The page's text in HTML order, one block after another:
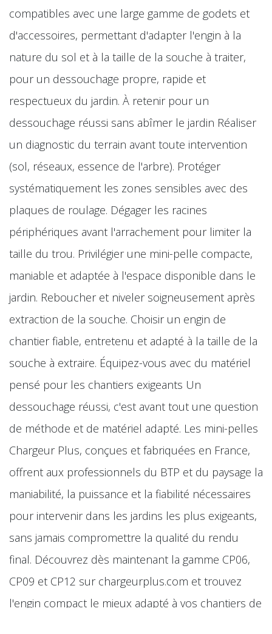
compatibles avec une large gamme de godets et
d'accessoires, permettant d'adapter l'engin à la
nature du sol et à la taille de la souche à traiter,
pour un dessouchage propre, rapide et
respectueux du jardin. À retenir pour un
dessouchage réussi sans abîmer le jardin Réaliser
un diagnostic du terrain avant toute intervention
(sol, réseaux, essence de l'arbre). Protéger
systématiquement les zones sensibles avec des
plaques de roulage. Dégager les racines
périphériques avant l'arrachement pour limiter la
taille du trou. Privilégier une mini-pelle compacte,
maniable et adaptée à l'espace disponible dans le
jardin. Reboucher et niveler soigneusement après
extraction de la souche. Choisir un engin de
chantier fiable, entretenu et adapté à la taille de la
souche à extraire. Équipez-vous avec du matériel
pensé pour les chantiers exigeants Un
dessouchage réussi, c'est avant tout une question
de méthode et de matériel adapté. Les mini-pelles
Chargeur Plus, conçues et fabriquées en France,
offrent aux professionnels du BTP et du paysage la
maniabilité, la puissance et la fiabilité nécessaires
pour intervenir dans les jardins les plus exigeants,
sans jamais compromettre la qualité du rendu
final. Découvrez dès maintenant la gamme CP06,
CP09 et CP12 sur chargeurplus.com et trouvez
l'engin compact le mieux adapté à vos chantiers de